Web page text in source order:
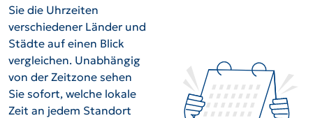
Sie die Uhrzeiten
verschiedener Länder und
Städte auf einen Blick
vergleichen. Unabhängig
von der Zeitzone sehen
Sie sofort, welche lokale
Zeit an jedem Standort